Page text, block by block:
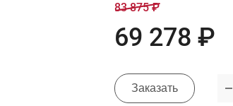
83 875 ₽
69 278 ₽
Заказать